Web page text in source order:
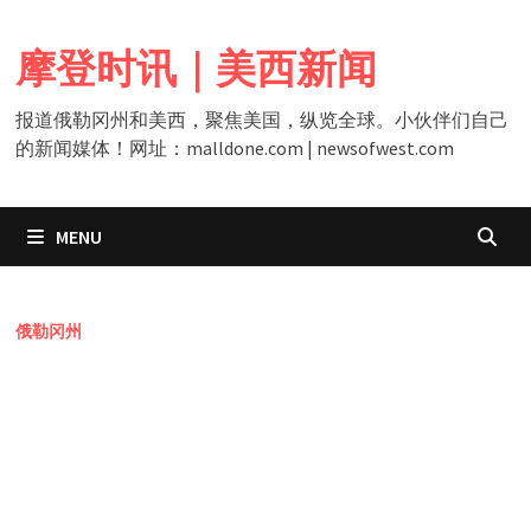
content
摩登时讯｜美西新闻
报道俄勒冈州和美西，聚焦美国，纵览全球。小伙伴们自己
的新闻媒体！网址：malldone.com | newsofwest.com
MENU
俄勒冈州